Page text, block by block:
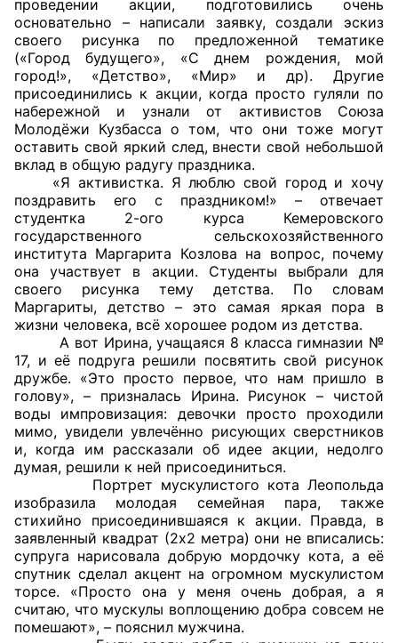
О Палате
Структура Палаты
Комиссии
Экспертный совет ОП КО
Совет ОП КО
Общественный штаб
Члены ОП КО
Документы ОП КО
Регламент ОП КО
Кодекс этики ОП КО
Положения
Соглашения
Рекомендации
Порядок работы ЦОН
Аппарат ОП КО
УСТАВ ГКУ “АППАРАТ ОП КО”
проведении акции, подготовились очень
основательно – написали заявку, создали эскиз
своего рисунка по предложенной тематике
(«Город будущего», «С днем рождения, мой
город!», «Детство», «Мир» и др). Другие
присоединились к акции, когда просто гуляли по
набережной и узнали от активистов Союза
Молодёжи Кузбасса о том, что они тоже могут
оставить свой яркий след, внести свой небольшой
вклад в общую радугу праздника.
«Я активистка. Я люблю свой город и хочу
поздравить его с праздником!» – отвечает
студентка 2-ого курса Кемеровского
государственного сельскохозяйственного
института Маргарита Козлова на вопрос, почему
она участвует в акции. Студенты выбрали для
своего рисунка тему детства. По словам
Маргариты, детство – это самая яркая пора в
жизни человека, всё хорошее родом из детства.
А вот Ирина, учащаяся 8 класса гимназии №
17, и её подруга решили посвятить свой рисунок
дружбе. «Это просто первое, что нам пришло в
голову», – призналась Ирина. Рисунок – чистой
воды импровизация: девочки просто проходили
мимо, увидели увлечённо рисующих сверстников
и, когда им рассказали об идее акции, недолго
думая, решили к ней присоединиться.
Портрет мускулистого кота Леопольда
изобразила молодая семейная пара, также
стихийно присоединившаяся к акции. Правда, в
заявленный квадрат (2х2 метра) они не вписались:
супруга нарисовала добрую мордочку кота, а её
спутник сделал акцент на огромном мускулистом
торсе. «Просто она у меня очень добрая, а я
считаю, что мускулы воплощению добра совсем не
помешают», – пояснил мужчина.